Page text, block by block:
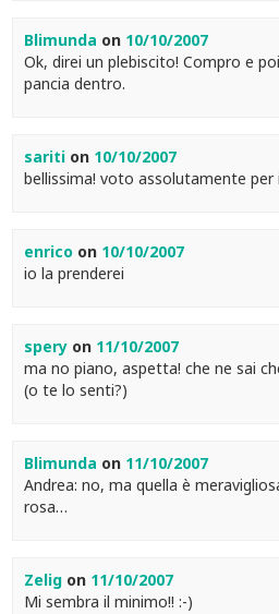
Blimunda on 10/10/2007
Ok, direi un plebiscito! Compro e
pancia dentro.
sarition 10/10/2007
bellissima! voto assolutamente per
enricoon 10/10/2007
io la prenderei
speryon 11/10/2007
ma no piano, aspetta! che ne sai
(o te lo senti?)
Blimunda on 11/10/2007
Andrea: no, ma quella è
rosa…
Zeligon 11/10/2007
Mi sembra il minimo!! :-)